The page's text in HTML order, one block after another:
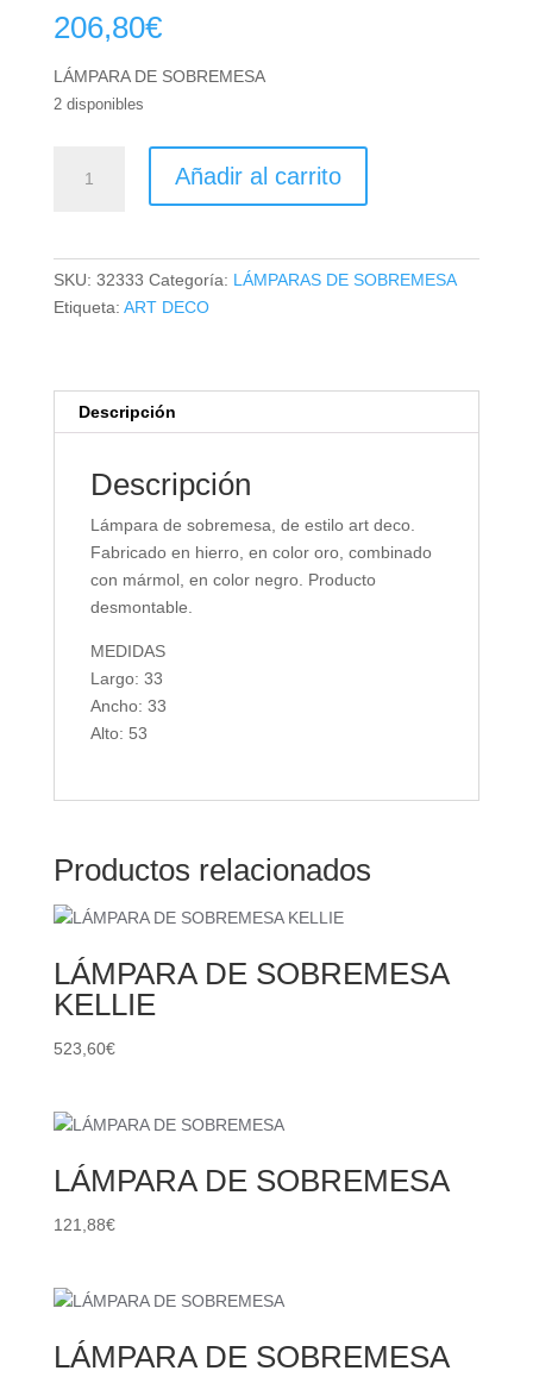
206,80€
LÁMPARA DE SOBREMESA
2 disponibles
Añadir al carrito
SKU: 32333 Categoría: LÁMPARAS DE SOBREMESA
Etiqueta: ART DECO
Descripción
Descripción
Lámpara de sobremesa, de estilo art deco.
Fabricado en hierro, en color oro, combinado
con mármol, en color negro. Producto
desmontable.
MEDIDAS
Largo: 33
Ancho: 33
Alto: 53
Productos relacionados
LÁMPARA DE SOBREMESA
KELLIE
523,60€
LÁMPARA DE SOBREMESA
121,88€
LÁMPARA DE SOBREMESA